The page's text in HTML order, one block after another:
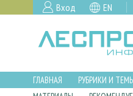
Вход EN
ГЛАВНАЯ РУБРИКИ И